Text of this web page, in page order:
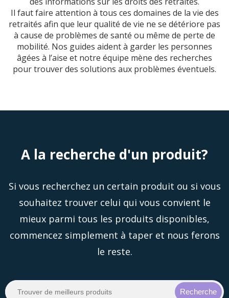
Il faut faire attention à tous ces domaines de la vie des
retraités afin que leur qualité de vie ne se détériore pas
à cause de problèmes de santé ou même de perte de
mobilité. Nos guides aident à garder les personnes
âgées à l’aise et notre équipe mène des recherches
pour trouver des solutions aux problèmes éventuels.
A la recherche d'un produit?
Si vous recherchez un certain produit ou si vous
souhaitez trouver celui qui vous convient le
mieux parmi tous les produits disponibles,
commencez simplement à taper et nous ferons
le reste.
Recherche